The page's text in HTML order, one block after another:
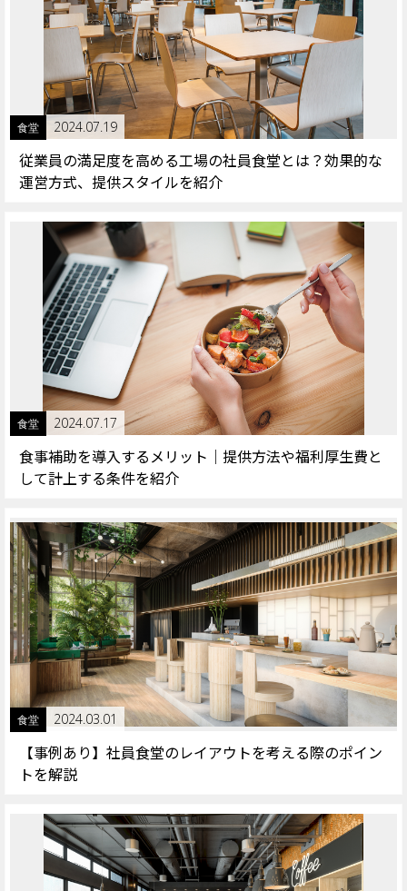
食堂 2024.07.19
従業員の満足度を高める工場の社員食堂とは？効果的な
運営方式、提供スタイルを紹介
食堂 2024.07.17
食事補助を導入するメリット｜提供方法や福利厚生費と
して計上する条件を紹介
食堂 2024.03.01
【事例あり】社員食堂のレイアウトを考える際のポイン
トを解説